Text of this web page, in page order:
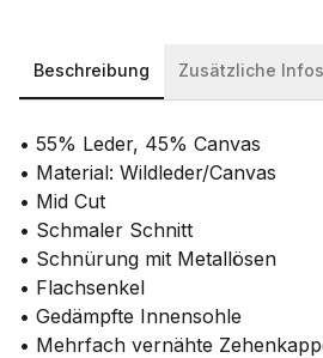
Beschreibung Zusätzliche Infos
• 55% Leder, 45% Canvas
• Material: Wildleder/Canvas
• Mid Cut
• Schmaler Schnitt
• Schnürung mit Metallösen
• Flachsenkel
• Gedämpfte Innensohle
• Mehrfach vernähte